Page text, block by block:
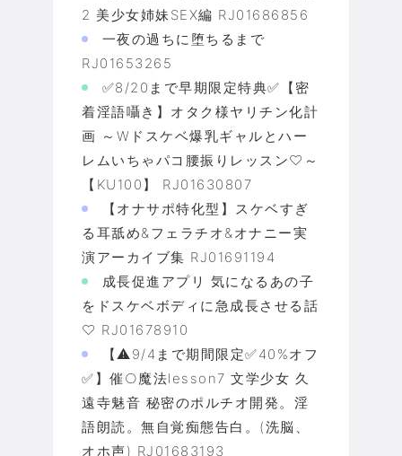
2 美少女姉妹SEX編 RJ01686856
一夜の過ちに堕ちるまで
RJ01653265
✅8/20まで早期限定特典✅【密
着淫語囁き】オタク様ヤリチン化計
画 ～Wドスケベ爆乳ギャルとハー
レムいちゃパコ腰振りレッスン♡～
【KU100】 RJ01630807
【オナサポ特化型】スケベすぎ
る耳舐め&フェラチオ&オナニー実
演アーカイブ集 RJ01691194
成長促進アプリ 気になるあの子
をドスケベボディに急成長させる話
♡ RJ01678910
【⚠️9/4まで期間限定✅40%オフ
✅】催○魔法lesson7 文学少女 久
遠寺魅音 秘密のポルチオ開発。淫
語朗読。無自覚痴態告白。(洗脳、
オホ声) RJ01683193